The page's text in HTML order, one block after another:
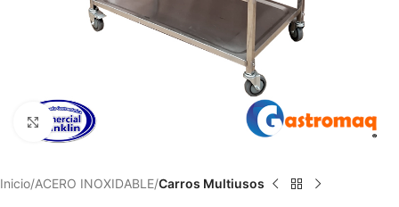
Haga clic para ampliar
Inicio ACERO INOXIDABLE Carros Multiusos